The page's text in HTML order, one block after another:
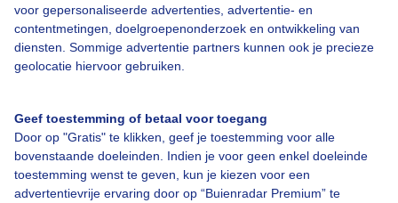
voor gepersonaliseerde advertenties, advertentie- en
contentmetingen, doelgroepenonderzoek en ontwikkeling van
diensten. Sommige advertentie partners kunnen ook je precieze
geolocatie hiervoor gebruiken.
Geef toestemming of betaal voor toegang
Door op "Gratis" te klikken, geef je toestemming voor alle
bovenstaande doeleinden. Indien je voor geen enkel doeleinde
toestemming wenst te geven, kun je kiezen voor een
advertentievrije ervaring door op “Buienradar Premium” te
Over Buienradar
Veelgestelde vragen
Contact
Toegankelijkheid